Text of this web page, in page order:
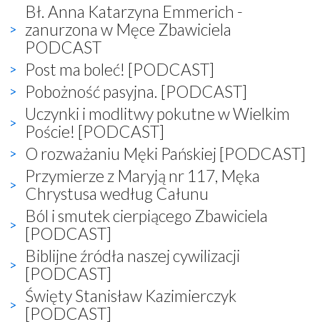
Bł. Anna Katarzyna Emmerich -
zanurzona w Męce Zbawiciela
PODCAST
Post ma boleć! [PODCAST]
Pobożność pasyjna. [PODCAST]
Uczynki i modlitwy pokutne w Wielkim
Poście! [PODCAST]
O rozważaniu Męki Pańskiej [PODCAST]
Przymierze z Maryją nr 117, Męka
Chrystusa według Całunu
Ból i smutek cierpiącego Zbawiciela
[PODCAST]
Biblijne źródła naszej cywilizacji
[PODCAST]
Święty Stanisław Kazimierczyk
[PODCAST]